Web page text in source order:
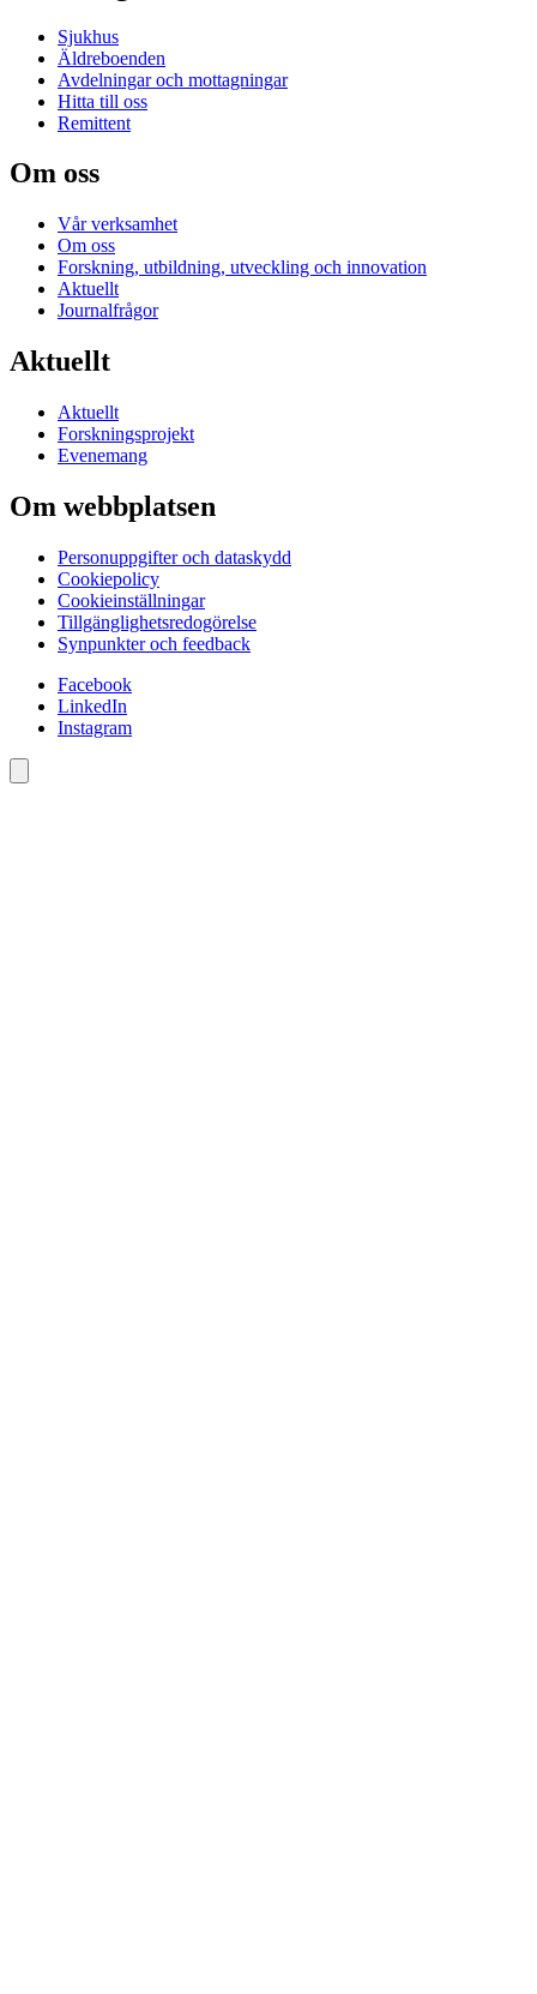
Sjukhus
Äldreboenden
Avdelningar och mottagningar
Hitta till oss
Remittent
Om oss
Vår verksamhet
Om oss
Forskning, utbildning, utveckling och innovation
Aktuellt
Journalfrågor
Aktuellt
Aktuellt
Forskningsprojekt
Evenemang
Om webbplatsen
Personuppgifter och dataskydd
Cookiepolicy
Cookieinställningar
Tillgänglighetsredogörelse
Synpunkter och feedback
Facebook
LinkedIn
Instagram